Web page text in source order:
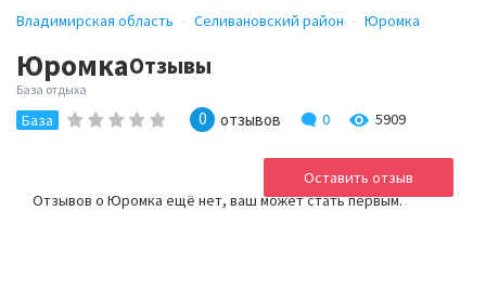
Владимирская область Селивановский район Юромка
ЮромкаОтзывы
База отдыха
База 0 отзывов 0 5909
Отзывов о Юромка ещё нет, ваш может стать первым.
Оставить отзыв